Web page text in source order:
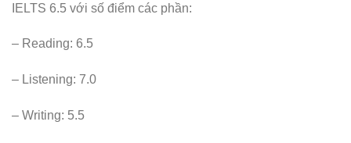
IELTS 6.5 với số điểm các phần:
– Reading: 6.5
– Listening: 7.0
– Writing: 5.5